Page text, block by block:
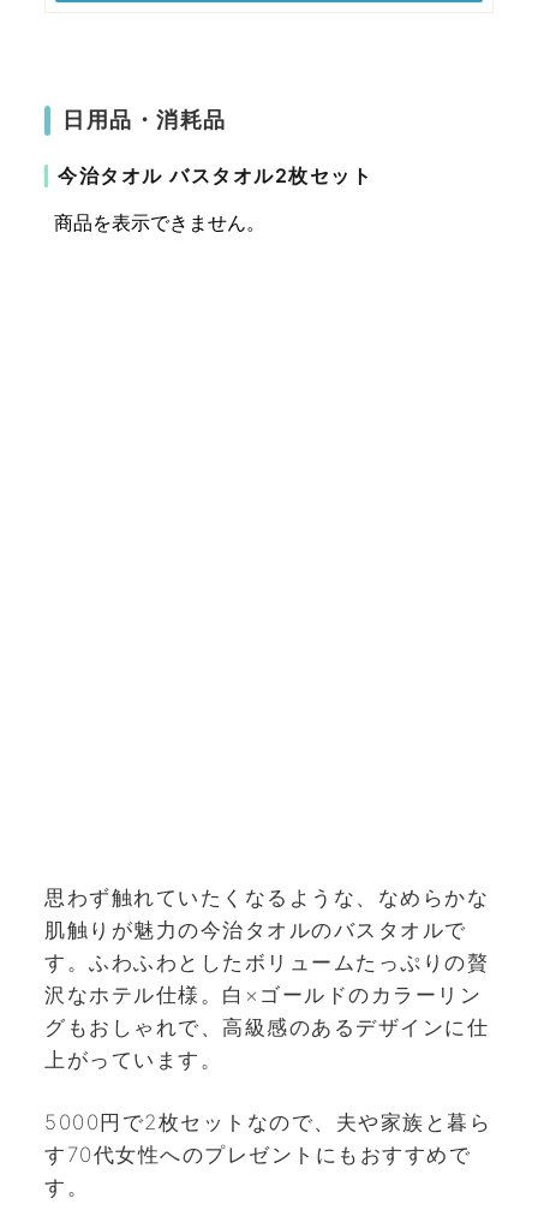
日用品・消耗品
今治タオル バスタオル2枚セット
思わず触れていたくなるような、なめらかな
肌触りが魅力の今治タオルのバスタオルで
す。ふわふわとしたボリュームたっぷりの贅
沢なホテル仕様。白×ゴールドのカラーリン
グもおしゃれで、高級感のあるデザインに仕
上がっています。
5000円で2枚セットなので、夫や家族と暮ら
す70代女性へのプレゼントにもおすすめで
す。